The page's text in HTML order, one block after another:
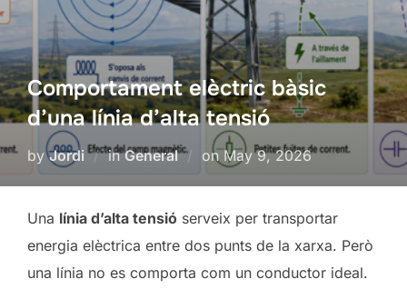
Comportament elèctric bàsic
d’una línia d’alta tensió
byJordi inGeneral onPosted
May 9, 2026
Una línia d’alta tensió serveix per transportar
energia elèctrica entre dos punts de la xarxa. Però
una línia no es comporta com un conductor ideal.